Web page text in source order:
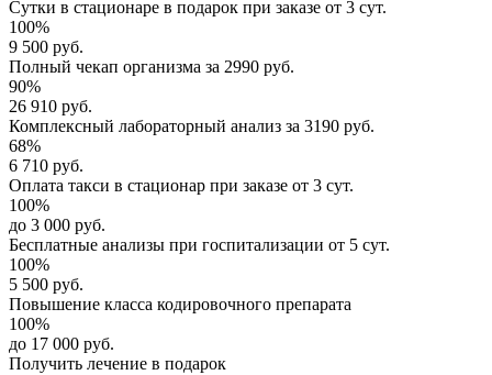
Сутки в стационаре в подарок при заказе от 3 сут.
100%
9 500 руб.
Полный чекап организма за 2990 руб.
90%
26 910 руб.
Комплексный лабораторный анализ за 3190 руб.
68%
6 710 руб.
Оплата такси в стационар при заказе от 3 сут.
100%
до 3 000 руб.
Бесплатные анализы при госпитализации от 5 сут.
100%
5 500 руб.
Повышение класса кодировочного препарата
100%
до 17 000 руб.
Получить лечение в подарок